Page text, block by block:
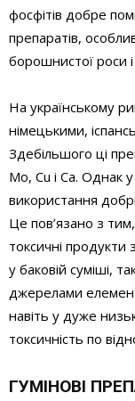
фосфітів добре
препаратів,
борошнистої роси і
На українському
німецькими,
Здебільшого ці
Mo, Сu і Са. Однак
використання
Це пов’язано з
токсичні
у баковій суміші,
джерелами
навіть у дуже
токсичність по
ГУМІНОВІ